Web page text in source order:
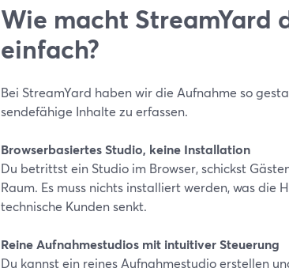
Wie macht StreamYard
einfach?
Bei StreamYard haben wir die Aufnahme so
sendefähige Inhalte zu erfassen.
Browserbasiertes Studio, keine Installation
Du betrittst ein Studio im Browser, schickst
Raum. Es muss nichts installiert werden, was
technische Kunden senkt.
Reine Aufnahmestudios mit intuitiver Steuerung
Du kannst ein reines Aufnahmestudio erstellen